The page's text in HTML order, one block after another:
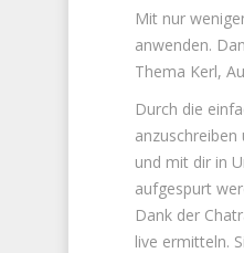
Mit nur
anwenden.
Thema Kerl,
Durch die
und mit dir in
aufgespurt
Dank der
live ermitteln.